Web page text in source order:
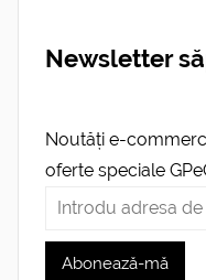
Newsletter
Noutăți e-
oferte speciale